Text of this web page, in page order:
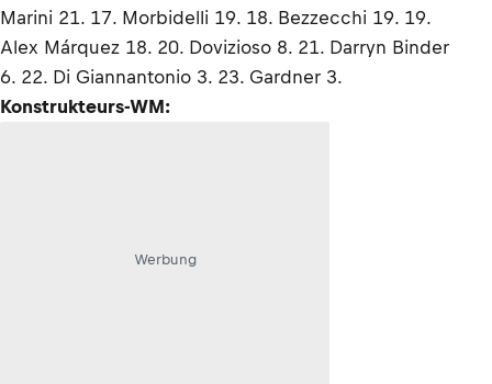
Marini 21. 17. Morbidelli 19. 18. Bezzecchi 19. 19.
Alex Márquez 18. 20. Dovizioso 8. 21. Darryn Binder
6. 22. Di Giannantonio 3. 23. Gardner 3.
Konstrukteurs-WM:
Werbung